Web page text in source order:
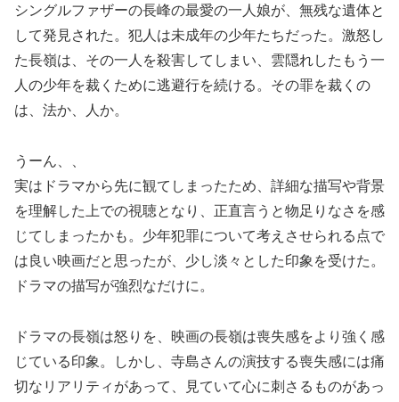
シングルファザーの長峰の最愛の一人娘が、無残な遺体と
して発見された。犯人は未成年の少年たちだった。激怒し
た長嶺は、その一人を殺害してしまい、雲隠れしたもう一
人の少年を裁くために逃避行を続ける。その罪を裁くの
は、法か、人か。
うーん、、
実はドラマから先に観てしまったため、詳細な描写や背景
を理解した上での視聴となり、正直言うと物足りなさを感
じてしまったかも。少年犯罪について考えさせられる点で
は良い映画だと思ったが、少し淡々とした印象を受けた。
ドラマの描写が強烈なだけに。
ドラマの長嶺は怒りを、映画の長嶺は喪失感をより強く感
じている印象。しかし、寺島さんの演技する喪失感には痛
切なリアリティがあって、見ていて心に刺さるものがあっ